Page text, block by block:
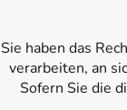
Sie haben das
verarbeiten, an
Sofern Sie die